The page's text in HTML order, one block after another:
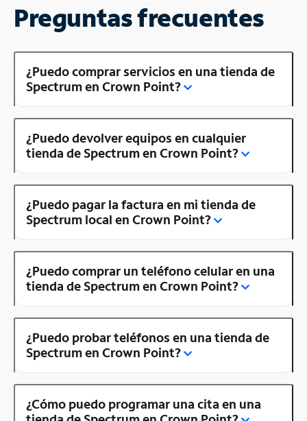
Preguntas frecuentes
¿Puedo comprar servicios en una tienda de
Spectrum en Crown Point?
¿Puedo devolver equipos en cualquier
tienda de Spectrum en Crown Point?
¿Puedo pagar la factura en mi tienda de
Spectrum local en Crown Point?
¿Puedo comprar un teléfono celular en una
tienda de Spectrum en Crown Point?
¿Puedo probar teléfonos en una tienda de
Spectrum en Crown Point?
¿Cómo puedo programar una cita en una